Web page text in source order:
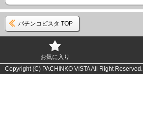
パチンコビスタ TOP
お気に入り
Copyright (C) PACHINKO VISTA All Right Reserved.